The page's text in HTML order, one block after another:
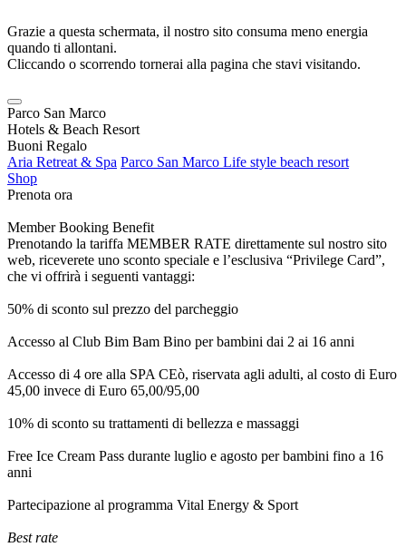
Grazie a questa schermata, il nostro sito consuma meno energia
quando ti allontani.
Cliccando o scorrendo tornerai alla pagina che stavi visitando.
Parco San Marco
Hotels & Beach Resort
Buoni Regalo
Aria Retreat & Spa Parco San Marco Life style beach resort
Shop
Prenota ora
Member Booking Benefit
Prenotando la tariffa MEMBER RATE direttamente sul nostro sito
web, riceverete uno sconto speciale e l’esclusiva “Privilege Card”,
che vi offrirà i seguenti vantaggi:
50% di sconto sul prezzo del parcheggio
Accesso al Club Bim Bam Bino per bambini dai 2 ai 16 anni
Accesso di 4 ore alla SPA CEò, riservata agli adulti, al costo di Euro
45,00 invece di Euro 65,00/95,00
10% di sconto su trattamenti di bellezza e massaggi
Free Ice Cream Pass durante luglio e agosto per bambini fino a 16
anni
Partecipazione al programma Vital Energy & Sport
Best rate